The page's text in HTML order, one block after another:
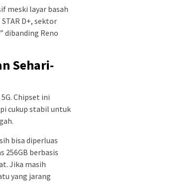
meski layar basah
D+, sektor
dibanding Reno
Sehari-
Chipset ini
cukup stabil untuk
bisa diperluas
berbasis
Jika masih
yang jarang